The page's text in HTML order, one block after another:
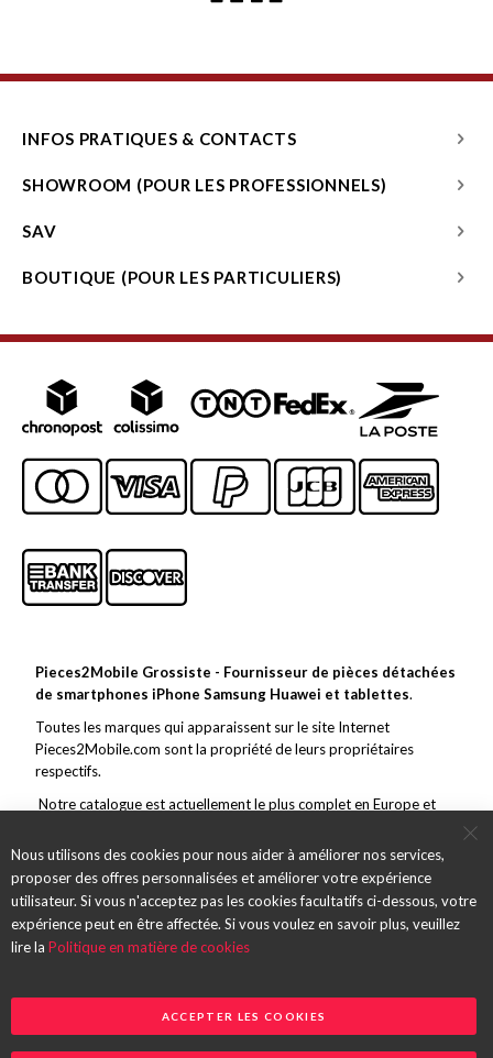
INFOS PRATIQUES & CONTACTS
SHOWROOM (POUR LES PROFESSIONNELS)
SAV
BOUTIQUE (POUR LES PARTICULIERS)
Pieces2Mobile Grossiste - Fournisseur de pièces détachées
de smartphones iPhone Samsung Huawei et tablettes.
Toutes les marques qui apparaissent sur le site Internet
Pieces2Mobile.com sont la propriété de leurs propriétaires
respectifs.
Notre catalogue est actuellement le plus complet en Europe et
marge de ce vaste choix, nous nous efforçons de toujours offrir un
service et des pièces de qualité et des envois rapides.
Nous utilisons des cookies pour nous aider à améliorer nos services,
proposer des offres personnalisées et améliorer votre expérience
utilisateur. Si vous n'acceptez pas les cookies facultatifs ci-dessous, votre
expérience peut en être affectée. Si vous voulez en savoir plus, veuillez
lire la Politique en matière de cookies
ACCEPTER LES COOKIES